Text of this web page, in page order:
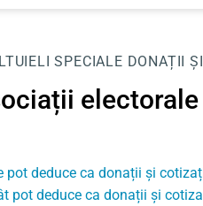
SPECIALE DONAȚII
pot deduce ca donații și
pot deduce ca donații și